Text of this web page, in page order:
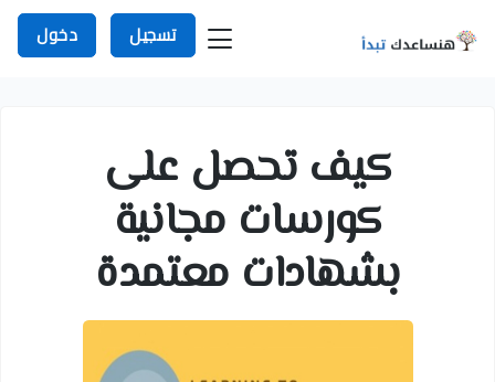
تسجيل دخول
كيف تحصل على
كورسات مجانية
بشهادات معتمدة